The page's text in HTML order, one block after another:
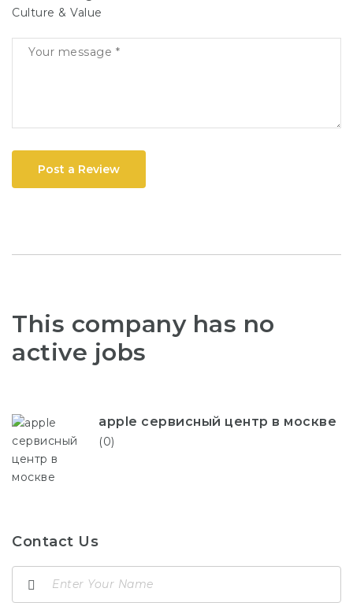
Culture & Value
Post a Review
This company has no
active jobs
apple сервисный центр в москве
(0)
Contact Us